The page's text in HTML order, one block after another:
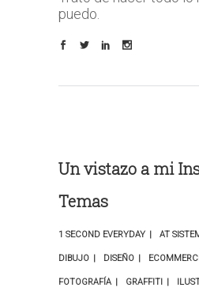
puedo.
Un vistazo a mi
Temas
1 SECOND EVERYDAY AT
DIBUJO DISEÑO
FOTOGRAFÍA GRAFFITI